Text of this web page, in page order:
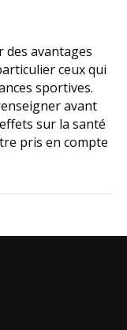
des avantages
ceux qui
sportives.
avant
sur la santé
pris en compte